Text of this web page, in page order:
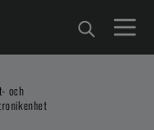
och